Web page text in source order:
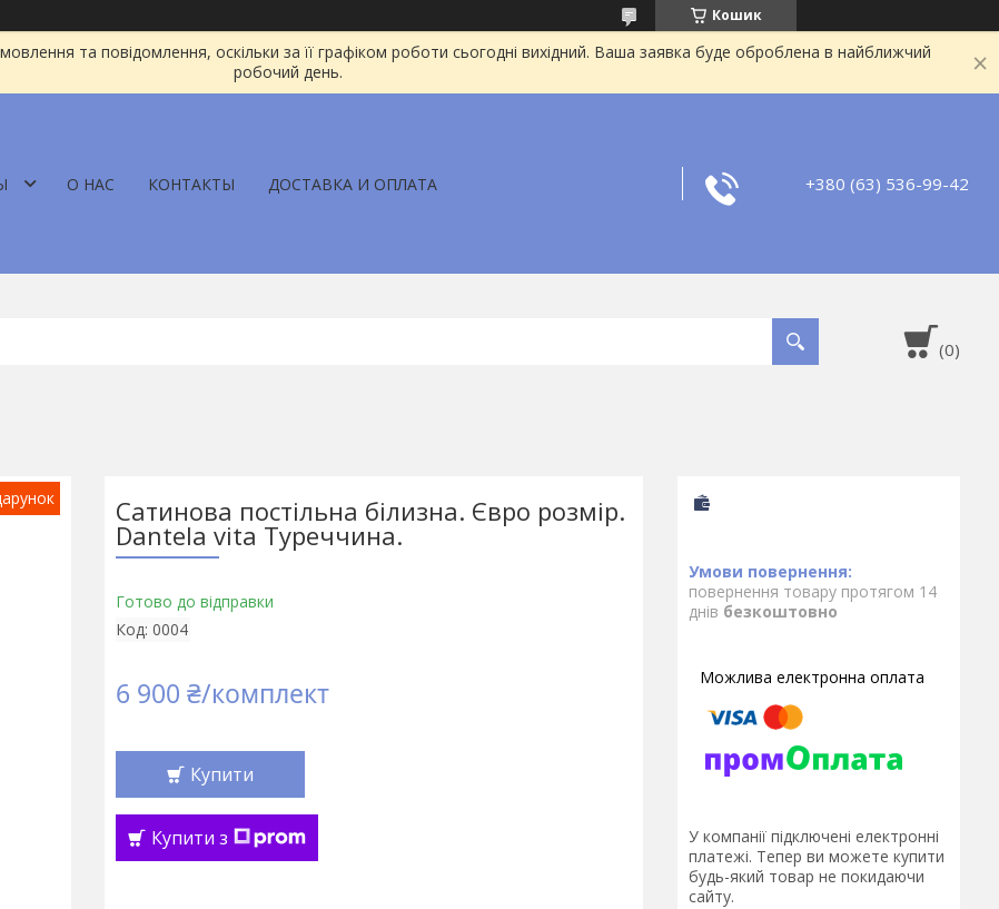
Кошик
та повідомлення, оскільки за її графіком роботи сьогодні вихідний. Ваша заявка буде оброблена в найближчий
робочий день.
О НАС КОНТАКТЫ ДОСТАВКА И ОПЛАТА +380 (63) 536-99-42
Сатинова постільна білизна. Євро розмір.
Dantela vita Туреччина.
Готово до відправки
Код: 0004
6 900 ₴/комплект
Купити
Купити з
повернення товару протягом 14
днів безкоштовно
У компанії підключені електронні
платежі. Тепер ви можете купити
будь-який товар не покидаючи
сайту.